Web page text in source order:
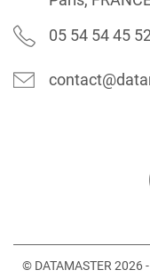
05 54 54 45
© DATAMASTER 2026 -